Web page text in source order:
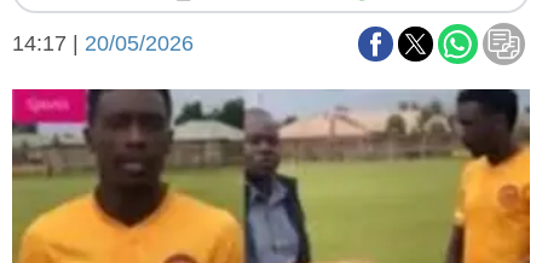
Cines
Economía y campo
Economía y finanzas
Con el campo
Espacio empresas
Sociedad y tiempo
libre
Sociedad
Tecnología
Turismo
Salud
14:17 | 20/05/2026